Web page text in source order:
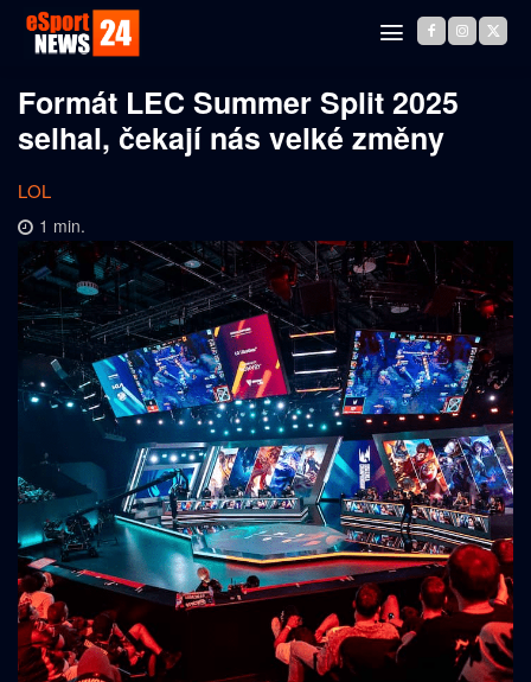
Formát LEC Summer Split 2025
selhal, čekají nás velké změny
LOL
1 min.